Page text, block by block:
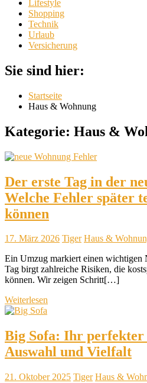
Lifestyle
Shopping
Technik
Urlaub
Versicherung
Sie sind hier:
Startseite
Haus & Wohnung
Kategorie: Haus &
Der erste Tag in der
Welche Fehler später
können
17. März 2026 Tiger Haus &
Ein Umzug markiert einen wichtigen
Tag birgt zahlreiche Risiken, die
können. Wir zeigen Schritt[…]
Weiterlesen
Big Sofa: Ihr
Auswahl und Vielfalt
21. Oktober 2025 Tiger Haus &